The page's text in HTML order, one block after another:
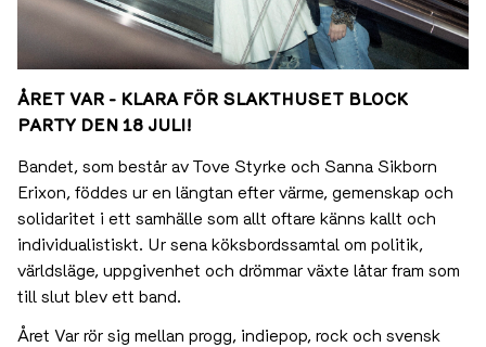
ÅRET VAR - KLARA FÖR SLAKTHUSET BLOCK
PARTY DEN 18 JULI!
Bandet, som består av Tove Styrke och Sanna Sikborn
Erixon, föddes ur en längtan efter värme, gemenskap och
solidaritet i ett samhälle som allt oftare känns kallt och
individualistiskt. Ur sena köksbordssamtal om politik,
världsläge, uppgivenhet och drömmar växte låtar fram som
till slut blev ett band.
Året Var rör sig mellan progg, indiepop, rock och svensk